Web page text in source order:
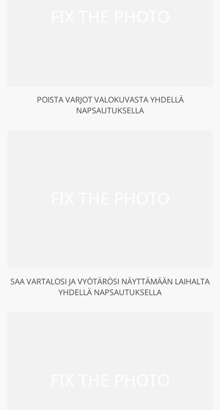
POISTA VARJOT VALOKUVASTA YHDELLÄ
NAPSAUTUKSELLA
SAA VARTALOSI JA VYÖTÄRÖSI NÄYTTÄMÄÄN LAIHALTA
YHDELLÄ NAPSAUTUKSELLA